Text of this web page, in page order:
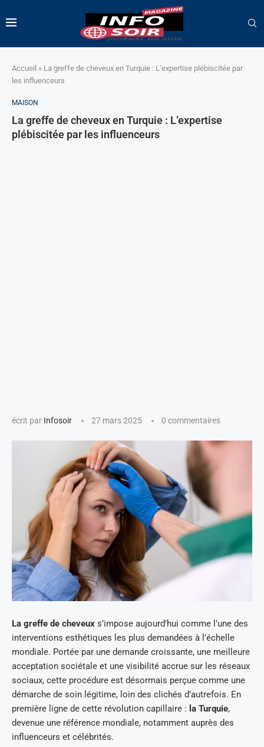
Accueil » La greffe de cheveux en Turquie : L’expertise plébiscitée par
les influenceurs
MAISON
La greffe de cheveux en Turquie : L’expertise
plébiscitée par les influenceurs
écrit par Infosoir 27 mars 2025 0 commentaires
La greffe de cheveux s’impose aujourd’hui comme l’une des
interventions esthétiques les plus demandées à l’échelle
mondiale. Portée par une demande croissante, une meilleure
acceptation sociétale et une visibilité accrue sur les réseaux
sociaux, cette procédure est désormais perçue comme une
démarche de soin légitime, loin des clichés d’autrefois. En
première ligne de cette révolution capillaire : la Turquie,
devenue une référence mondiale, notamment auprès des
influenceurs et célébrités.